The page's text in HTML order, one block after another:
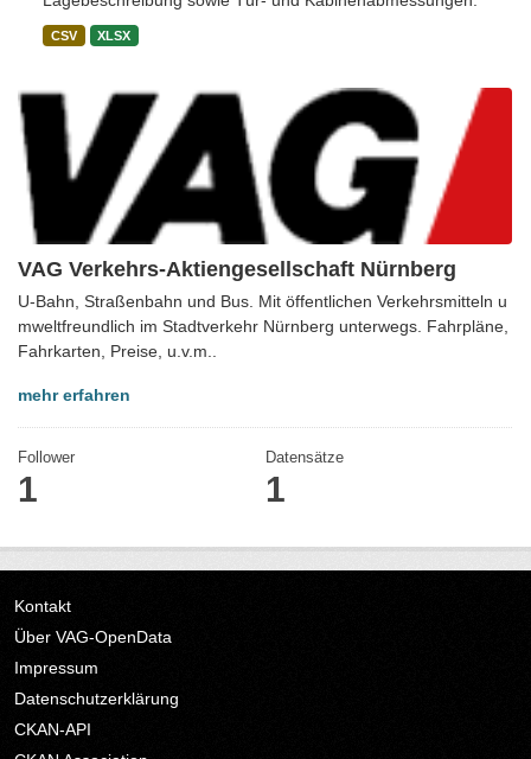
VAG Verkehrs-Aktiengesellschaft Nürnberg
U-Bahn, Straßenbahn und Bus. Mit öffentlichen Verkehrsmitteln u
mweltfreundlich im Stadtverkehr Nürnberg unterwegs. Fahrpläne,
Fahrkarten, Preise, u.v.m..
mehr erfahren
Follower
1
Datensätze
1
CSV XLSX
Kontakt
Über VAG-OpenData
Impressum
Datenschutzerklärung
CKAN-API